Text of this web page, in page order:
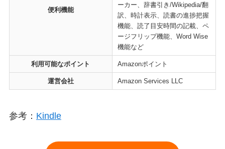
便利機能
ーカー、辞書引き/Wikipedia/翻
訳、時計表示、読書の進捗把握
機能、読了目安時間の記載、ペ
ージフリップ機能、Word Wise
機能など
利用可能なポイント Amazonポイント
運営会社 Amazon Services LLC
参考： Kindle